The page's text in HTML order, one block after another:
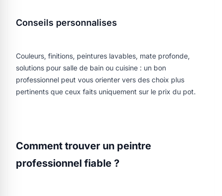
Conseils personnalises
Couleurs, finitions, peintures lavables, mate profonde,
solutions pour salle de bain ou cuisine : un bon
professionnel peut vous orienter vers des choix plus
pertinents que ceux faits uniquement sur le prix du pot.
Comment trouver un peintre
professionnel fiable ?